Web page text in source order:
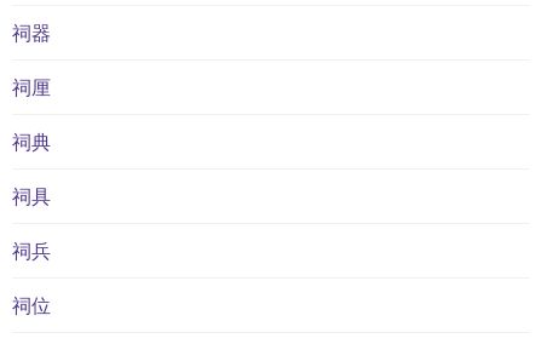
祠器
祠厘
祠典
祠具
祠兵
祠位